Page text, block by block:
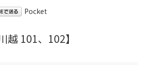
Pocket
越 101、102】